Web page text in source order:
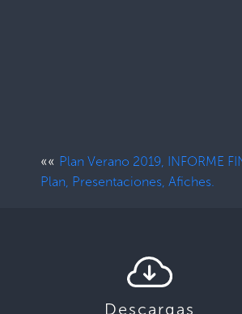
«« Plan Verano 2019, INFORME
Plan, Presentaciones, Afiches.
Descargas